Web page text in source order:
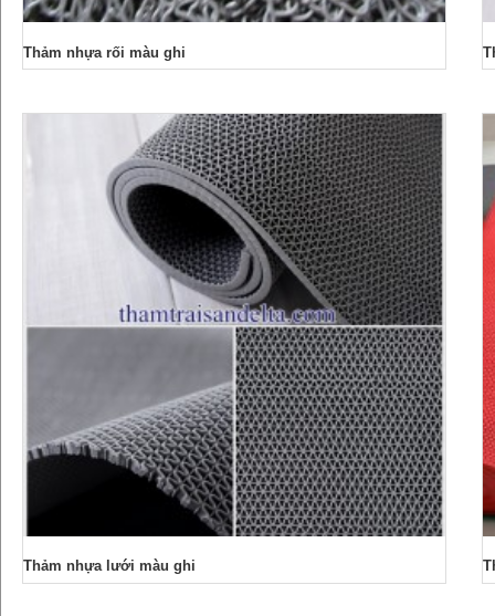
Thảm nhựa rối màu ghi
Thảm nhựa lưới màu ghi